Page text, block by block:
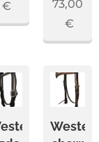
€
73,00
€